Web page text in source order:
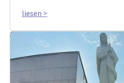
liesen >